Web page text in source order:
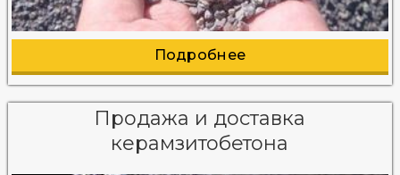
Подробнее
Продажа и доставка
керамзитобетона